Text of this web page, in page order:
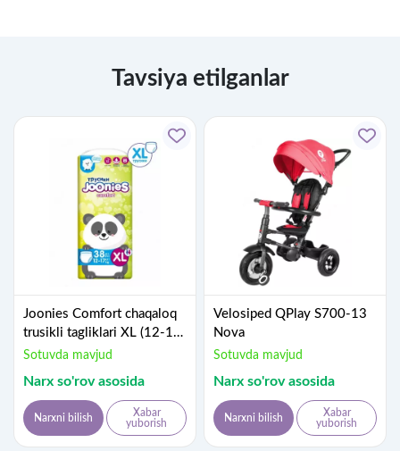
Tavsiya etilganlar
Joonies Comfort chaqaloq
trusikli tagliklari XL (12-17)
N38
Sotuvda mavjud
Narx so'rov asosida
Narxni bilish
Xabar
yuborish
Velosiped QPlay S700-13
Nova
Sotuvda mavjud
Narx so'rov asosida
Narxni bilish
Xabar
yuborish